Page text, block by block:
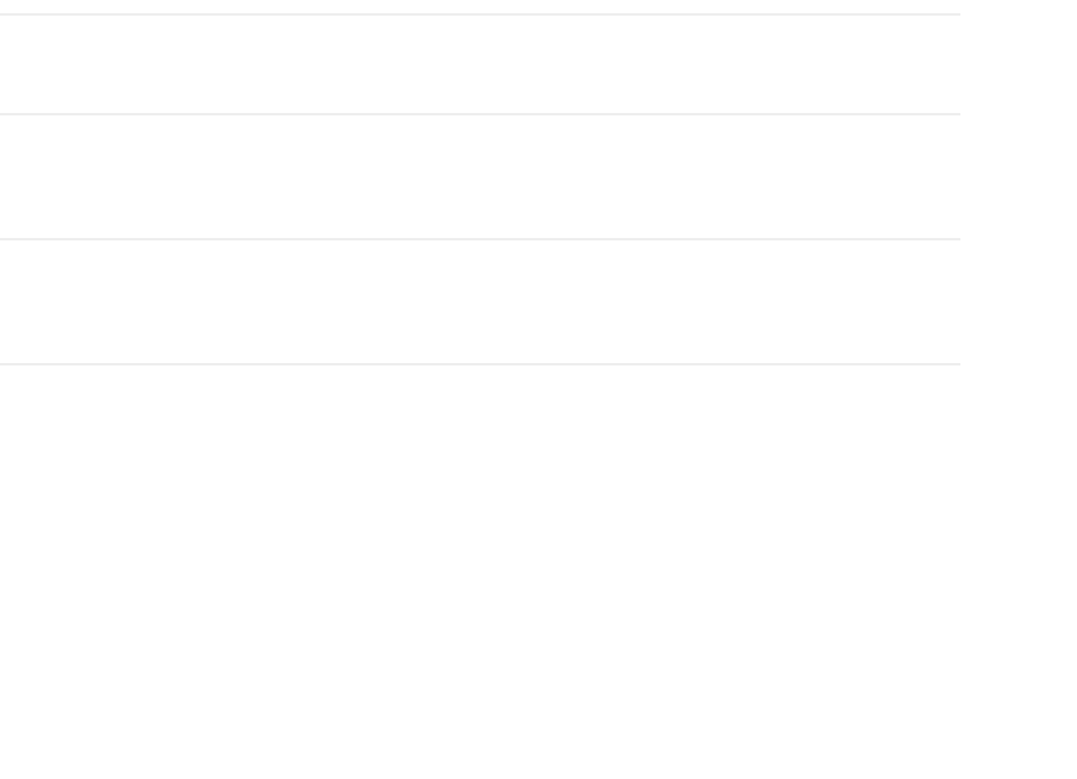
no México revelado
propostas após saída da WWE e pondera o próximo passo
por várias semanas
responde a críticas e deixa aviso claro aos lutadores da WWE
Bully Ray critica promo de Big Cass e sugere utilização de frases icónicas
Will Ospreay supera Mark Davis num brutal Street Fight com arame farpado
King, Bandido e Hangman Page conquistam os títulos no Grand Slam Mexico